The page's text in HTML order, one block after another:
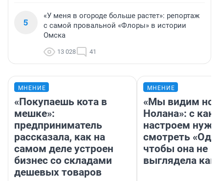
5
«У меня в огороде больше растет»: репортаж
с самой провальной «Флоры» в истории
Омска
13 028 41
МНЕНИЕ
«Покупаешь кота в
мешке»:
предприниматель
рассказала, как на
самом деле устроен
бизнес со складами
дешевых товаров
МНЕНИЕ
«Мы видим
Нолана»: с
настроем
смотреть
чтобы она не
выглядела как